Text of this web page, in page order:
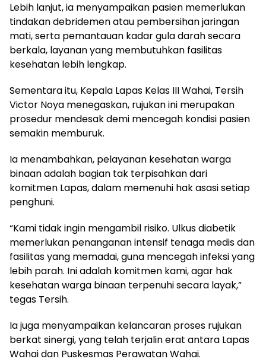
Lebih lanjut, ia menyampaikan pasien memerlukan
tindakan debridemen atau pembersihan jaringan
mati, serta pemantauan kadar gula darah secara
berkala, layanan yang membutuhkan fasilitas
kesehatan lebih lengkap.
Sementara itu, Kepala Lapas Kelas III Wahai, Tersih
Victor Noya menegaskan, rujukan ini merupakan
prosedur mendesak demi mencegah kondisi pasien
semakin memburuk.
Ia menambahkan, pelayanan kesehatan warga
binaan adalah bagian tak terpisahkan dari
komitmen Lapas, dalam memenuhi hak asasi setiap
penghuni.
“Kami tidak ingin mengambil risiko. Ulkus diabetik
memerlukan penanganan intensif tenaga medis dan
fasilitas yang memadai, guna mencegah infeksi yang
lebih parah. Ini adalah komitmen kami, agar hak
kesehatan warga binaan terpenuhi secara layak,”
tegas Tersih.
Ia juga menyampaikan kelancaran proses rujukan
berkat sinergi, yang telah terjalin erat antara Lapas
Wahai dan Puskesmas Perawatan Wahai.